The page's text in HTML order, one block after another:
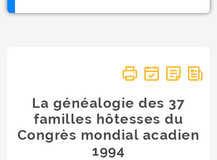
La généalogie des 37
familles hôtesses du
Congrès mondial acadien
1994